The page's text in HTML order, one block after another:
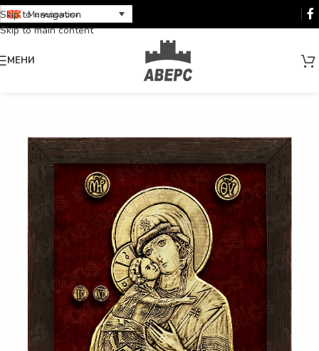
Skip to navigation
Skip to main content
Македонски
МЕНИ